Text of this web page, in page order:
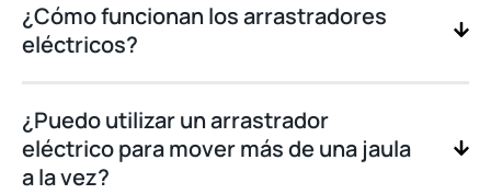
¿Cómo funcionan los arrastradores
eléctricos?
¿Puedo utilizar un arrastrador
eléctrico para mover más de una jaula
a la vez?